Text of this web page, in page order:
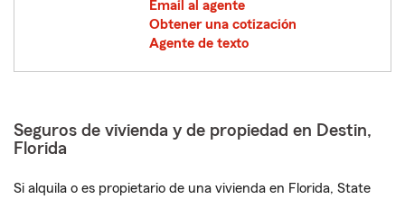
Email al agente
Obtener una cotización
Agente de texto
Seguros de vivienda y de propiedad en Destin,
Florida
Si alquila o es propietario de una vivienda en Florida, State